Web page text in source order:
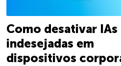
Como desativar IAs
indesejadas em
dispositivos